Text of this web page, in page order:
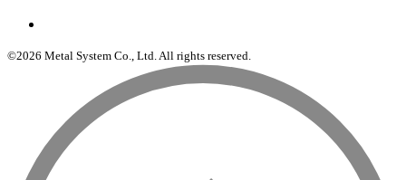
©2026 Metal System Co., Ltd. All rights reserved.